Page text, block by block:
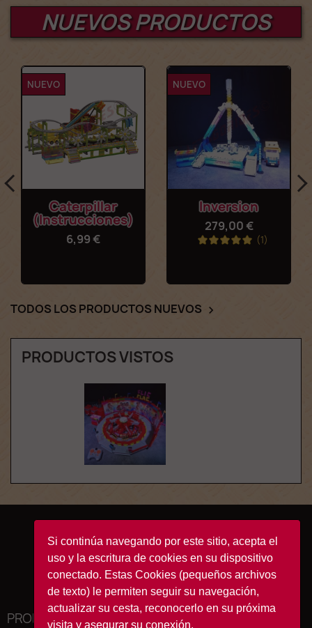
Si continúa navegando por este sitio, acepta el
uso y la escritura de cookies en su dispositivo
conectado. Estas Cookies (pequeños archivos
de texto) le permiten seguir su navegación,
actualizar su cesta, reconocerlo en su próxima
visita y asegurar su conexión.
NUEVOS PRODUCTOS
Caterpillar
(instrucciones)
6,99 €
NUEVO
Inversion
279,00 €
(1)
NUEVO
TODOS LOS PRODUCTOS NUEVOS 
PRODUCTOS VISTOS
FacebookYouTubeInstagram
TikTok
PRODUCTOS